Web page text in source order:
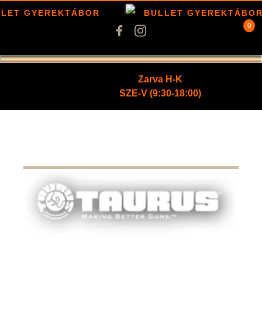
GYEREKTÁBOR BULLET GYEREKTÁBOR
0
Zarva H-K
SZE-V (9:30-18:00)
Maroklőfegyverek Revolverek